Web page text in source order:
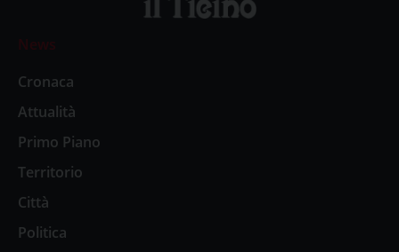
News
Cronaca
Attualità
Primo Piano
Territorio
Città
Politica